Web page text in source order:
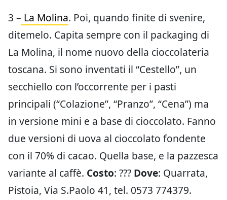
3 – La Molina. Poi, quando finite di svenire,
ditemelo. Capita sempre con il packaging di
La Molina, il nome nuovo della cioccolateria
toscana. Si sono inventati il “Cestello”, un
secchiello con l’occorrente per i pasti
principali (“Colazione”, “Pranzo”, “Cena”) ma
in versione mini e a base di cioccolato. Fanno
due versioni di uova al cioccolato fondente
con il 70% di cacao. Quella base, e la pazzesca
variante al caffè. Costo: ??? Dove: Quarrata,
Pistoia, Via S.Paolo 41, tel. 0573 774379.